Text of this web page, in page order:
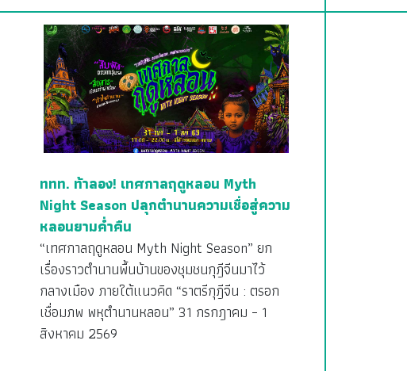
ททท. ท้าลอง! เทศกาลฤดูหลอน Myth
Night Season ปลุกตำนานความเชื่อสู่ความ
หลอนยามค่ำคืน
“เทศกาลฤดูหลอน Myth Night Season” ยก
เรื่องราวตำนานพื้นบ้านของชุมชนกุฎีจีนมาไว้
กลางเมือง ภายใต้แนวคิด “ราตรีกุฎีจีน : ตรอก
เชื่อมภพ พหุตำนานหลอน” 31 กรกฎาคม – 1
สิงหาคม 2569